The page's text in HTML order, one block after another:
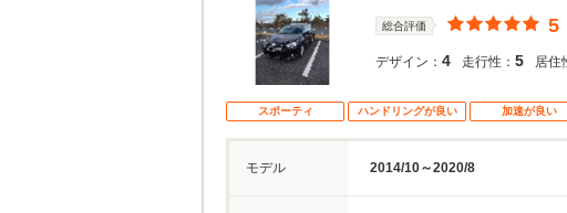
総合評価 5
デザイン： 4 走行性： 5 居住
スポーティ ハンドリングが良い 加速が良い
モデル 2014/10～2020/8